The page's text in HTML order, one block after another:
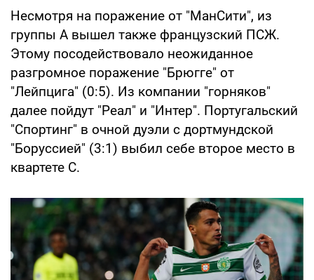
Несмотря на поражение от "МанСити", из
группы А вышел также французский ПСЖ.
Этому посодействовало неожиданное
разгромное поражение "Брюгге" от
"Лейпцига" (0:5). Из компании "горняков"
далее пойдут "Реал" и "Интер". Португальский
"Спортинг" в очной дуэли с дортмундской
"Боруссией" (3:1) выбил себе второе место в
квартете С.